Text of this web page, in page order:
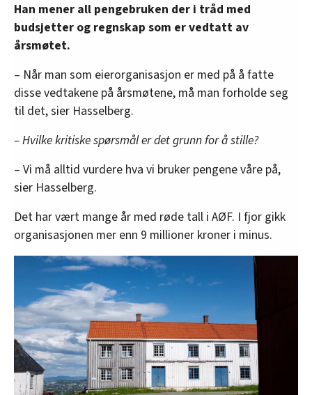
Han mener all pengebruken der i tråd med
budsjetter og regnskap som er vedtatt av
årsmøtet.
– Når man som eierorganisasjon er med på å fatte
disse vedtakene på årsmøtene, må man forholde seg
til det, sier Hasselberg.
– Hvilke kritiske spørsmål er det grunn for å stille?
– Vi må alltid vurdere hva vi bruker pengene våre på,
sier Hasselberg.
Det har vært mange år med røde tall i AØF. I fjor gikk
organisasjonen mer enn 9 millioner kroner i minus.